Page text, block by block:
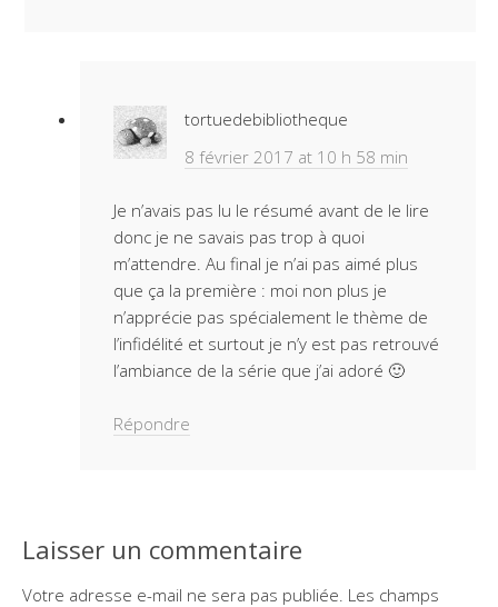
tortuedebibliotheque
8 février 2017 at 10 h 58 min
Je n’avais pas lu le résumé avant de le lire
donc je ne savais pas trop à quoi
m’attendre. Au final je n’ai pas aimé plus
que ça la première : moi non plus je
n’apprécie pas spécialement le thème de
l’infidélité et surtout je n’y est pas retrouvé
l’ambiance de la série que j’ai adoré 🙂
Répondre
Laisser un commentaire
Votre adresse e-mail ne sera pas publiée. Les champs